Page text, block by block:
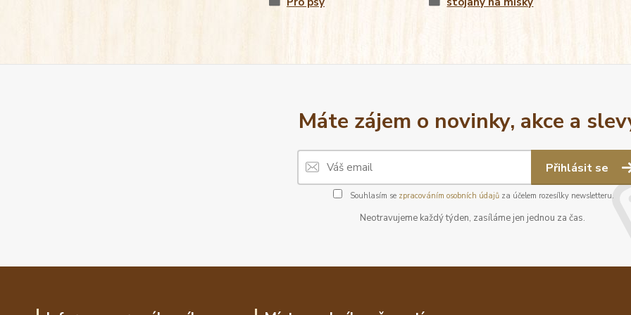
Máte zájem o novinky, akce a
Přihlásit se
Souhlasím se zpracováním osobních údajůza účelem rozesílky newsletteru.
Neotravujeme každý týden, zasíláme jen jednou za čas.